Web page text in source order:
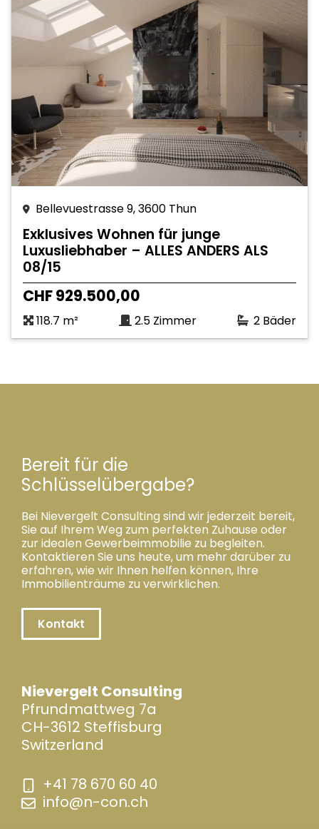
Bellevuestrasse 9, 3600 Thun
Exklusives Wohnen für junge
Luxusliebhaber – ALLES ANDERS ALS
08/15
CHF 929.500,00
118.7 m² 2.5 Zimmer 2 Bäder
Bereit für die
Schlüsselübergabe?
Bei Nievergelt Consulting sind wir jederzeit bereit,
Sie auf Ihrem Weg zum perfekten Zuhause oder
zur idealen Gewerbeimmobilie zu begleiten.
Kontaktieren Sie uns heute, um mehr darüber zu
erfahren, wie wir Ihnen helfen können, Ihre
Immobilienträume zu verwirklichen.
Kontakt
Nievergelt Consulting
Pfrundmattweg 7a
CH-3612 Steffisburg
Switzerland
+41 78 670 60 40
info@n-con.ch